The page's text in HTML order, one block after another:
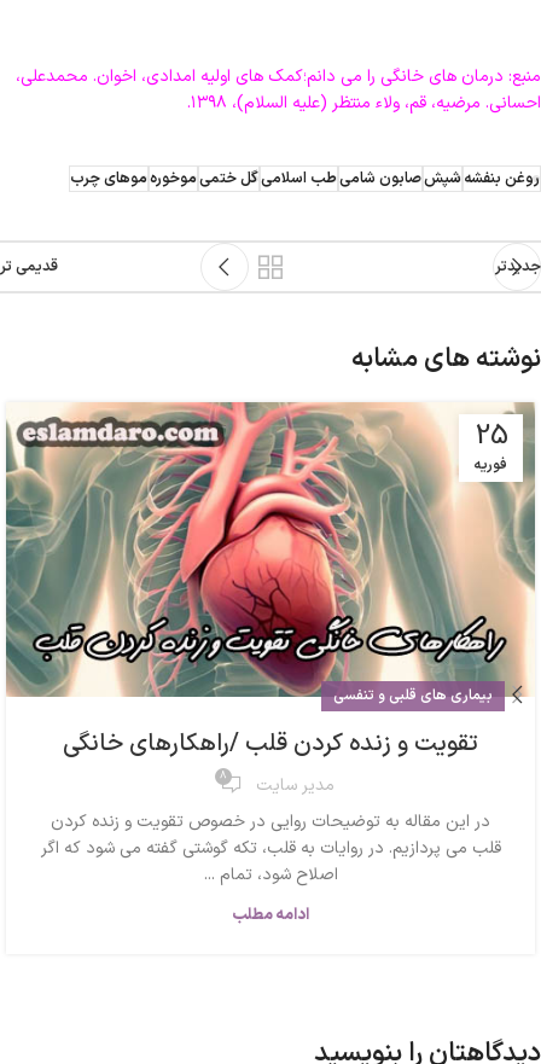
منبع: درمان های خانگی را می دانم؛کمک های اولیه امدادی، اخوان. محمدعلی،
احسانی. مرضیه، قم، ولاء منتظر (علیه السلام)، ۱۳۹۸.
روغن بنفشهشپشصابون شامیطب اسلامیگل ختمیموخورهموهای چرب
جدیدتر قدیمی تر
نوشته های مشابه
25
فوریه
بیماری های قلبی و تنفسی
تقویت و زنده کردن قلب /راهکارهای خانگی
مدیر سایت 8
در این مقاله به توضیحات روایی در خصوص تقویت و زنده کردن
قلب می پردازیم. در روایات به قلب، تکه گوشتی گفته می شود که اگر
اصلاح شود، تمام ...
ادامه مطلب
دیدگاهتان را بنویسید